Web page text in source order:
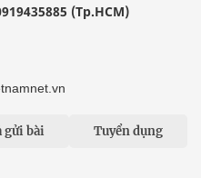
(Tp.HCM)
gửi bài Tuyển dụng